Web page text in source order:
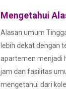
Mengetahui
Alasan umum
lebih dekat dengan
apartemen menjadi
jam dan fasilitas
mengetahui dari